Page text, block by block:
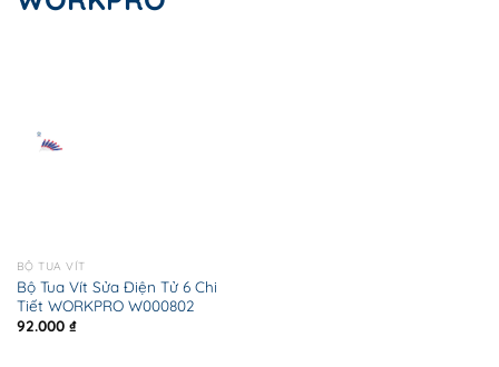
BỘ TUA VÍT
Bộ Tua Vít Sửa Điện Tử 6 Chi
Tiết WORKPRO W000802
92.000 ₫